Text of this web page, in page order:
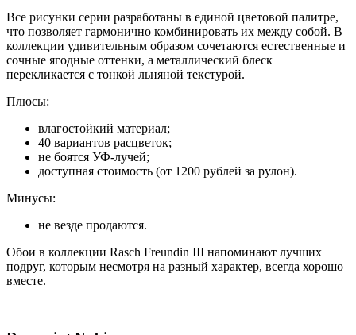
Все рисунки серии разработаны в единой цветовой палитре,
что позволяет гармонично комбинировать их между собой. В
коллекции удивительным образом сочетаются естественные и
сочные ягодные оттенки, а металлический блеск
перекликается с тонкой льняной текстурой.
Плюсы:
влагостойкий материал;
40 вариантов расцветок;
не боятся УФ-лучей;
доступная стоимость (от 1200 рублей за рулон).
Минусы:
не везде продаются.
Обои в коллекции Rasch Freundin III напоминают лучших
подруг, которым несмотря на разный характер, всегда хорошо
вместе.